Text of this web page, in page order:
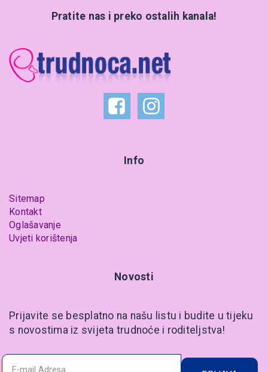
Pratite nas i preko ostalih kanala!
Info
Sitemap
Kontakt
Oglašavanje
Uvjeti korištenja
Novosti
Prijavite se besplatno na našu listu i budite u tijeku
s novostima iz svijeta trudnoće i roditeljstva!